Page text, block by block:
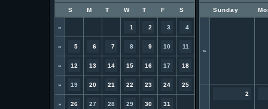
S M T W T F S
» 1 2 3 4
» 5 6 7 8 9 10 11
» 12 13 14 15 16 17 18
» 19 20 21 22 23 24 25
» 26 27 28 29 30 31
Sunday
»
2